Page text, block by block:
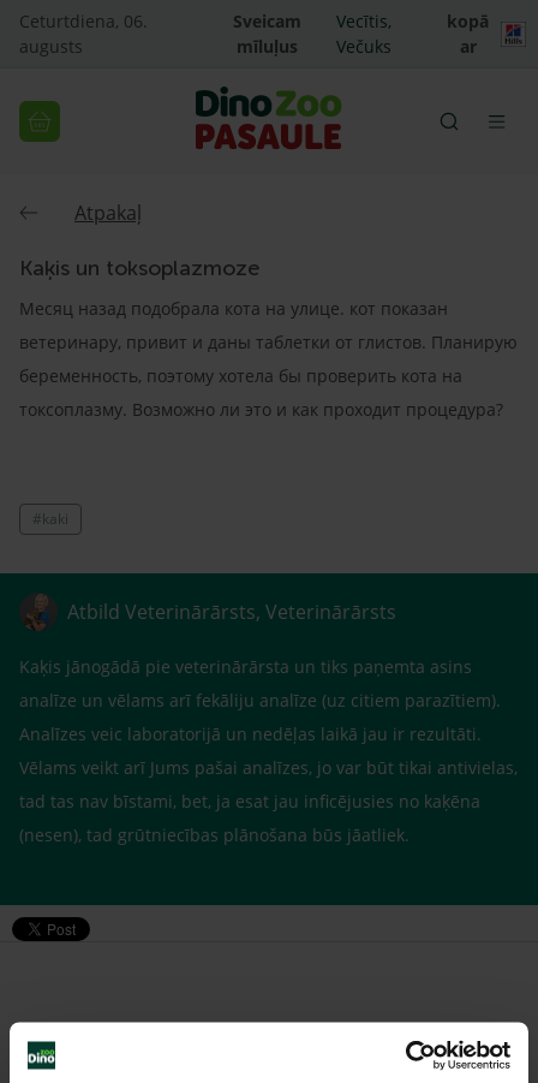
Ceturtdiena, 06.
augusts
Sveicam
mīluļus
Vecītis,
Večuks
kopā
ar
Atpakaļ
Kaķis un toksoplazmoze
Месяц назад подобрала кота на улице. кот показан
ветеринару, привит и даны таблетки от глистов. Планирую
беременность, поэтому хотела бы проверить кота на
токсоплазму. Возможно ли это и как проходит процедура?
#kaki
Atbild Veterinārārsts, Veterinārārsts
Kaķis jānogādā pie veterinārārsta un tiks paņemta asins
analīze un vēlams arī fekāliju analīze (uz citiem parazītiem).
Analīzes veic laboratorijā un nedēļas laikā jau ir rezultāti.
Vēlams veikt arī Jums pašai analīzes, jo var būt tikai antivielas,
tad tas nav bīstami, bet, ja esat jau inficējusies no kaķēna
(nesen), tad grūtniecības plānošana būs jāatliek.
Līdzīgi jautājumi